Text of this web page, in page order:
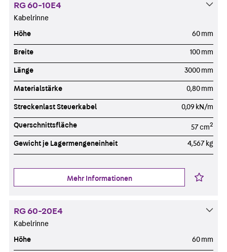
RG 60-10E4
Kabelrinne
Höhe 60 mm
Breite 100 mm
Länge 3000 mm
Materialstärke 0,80 mm
Streckenlast Steuerkabel 0,09 kN/m
Querschnittsfläche 57 cm2
Gewicht je Lagermengeneinheit 4,567 kg
Mehr Informationen
RG 60-20E4
Kabelrinne
Höhe 60 mm